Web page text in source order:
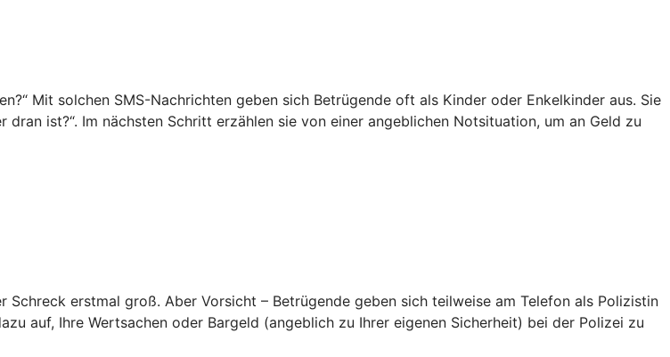
Mit solchen SMS-Nachrichten geben sich Betrügende oft als Kinder oder Enkelkinder aus. Sie
ist?“. Im nächsten Schritt erzählen sie von einer angeblichen Notsituation, um an Geld zu
erstmal groß. Aber Vorsicht – Betrügende geben sich teilweise am Telefon als Polizistin
auf, Ihre Wertsachen oder Bargeld (angeblich zu Ihrer eigenen Sicherheit) bei der Polizei zu